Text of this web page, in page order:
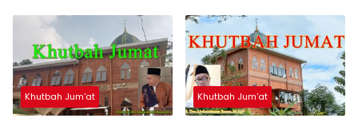
Khutbah Jum'at Khutbah Jum'at